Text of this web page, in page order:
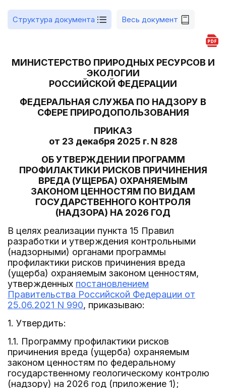
Структура документа Весь документ
МИНИСТЕРСТВО ПРИРОДНЫХ РЕСУРСОВ И
ЭКОЛОГИИ
РОССИЙСКОЙ ФЕДЕРАЦИИ
ФЕДЕРАЛЬНАЯ СЛУЖБА ПО НАДЗОРУ В
СФЕРЕ ПРИРОДОПОЛЬЗОВАНИЯ
ПРИКАЗ
от 23 декабря 2025 г. N 828
ОБ УТВЕРЖДЕНИИ ПРОГРАММ
ПРОФИЛАКТИКИ РИСКОВ ПРИЧИНЕНИЯ
ВРЕДА (УЩЕРБА) ОХРАНЯЕМЫМ
ЗАКОНОМ ЦЕННОСТЯМ ПО ВИДАМ
ГОСУДАРСТВЕННОГО КОНТРОЛЯ
(НАДЗОРА) НА 2026 ГОД
В целях реализации пункта 15 Правил
разработки и утверждения контрольными
(надзорными) органами программы
профилактики рисков причинения вреда
(ущерба) охраняемым законом ценностям,
утвержденных постановлением
Правительства Российской Федерации от
25.06.2021 N 990, приказываю:
1. Утвердить:
1.1. Программу профилактики рисков
причинения вреда (ущерба) охраняемым
законом ценностям по федеральному
государственному геологическому контролю
(надзору) на 2026 год (приложение 1);